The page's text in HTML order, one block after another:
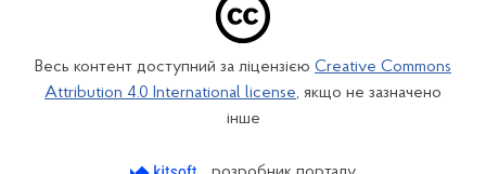
Весь контент доступний за ліцензією Creative Commons
Attribution 4.0 International license, якщо не зазначено
інше